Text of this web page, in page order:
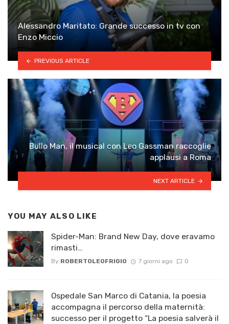
Alessandro Maritato: Grande successo in tv con
Enzo Miccio
PREVIOUS ARTICLE
Bullo Man, il musical con Leo Gassman raccoglie
applausi a Roma
NEXT ARTICLE
YOU MAY ALSO LIKE
Spider-Man: Brand New Day, dove eravamo
rimasti…
By ROBERTOLEOFRIGIO 7 giorni ago 0
Ospedale San Marco di Catania, la poesia
accompagna il percorso della maternità:
successo per il progetto “La poesia salverà il